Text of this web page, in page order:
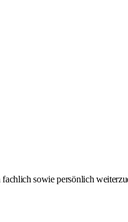
sowie persönlich